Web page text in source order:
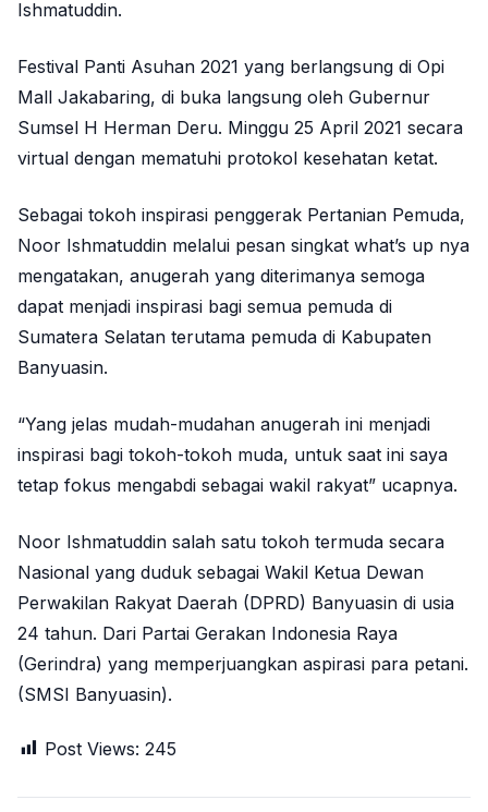
Ishmatuddin.
Festival Panti Asuhan 2021 yang berlangsung di Opi
Mall Jakabaring, di buka langsung oleh Gubernur
Sumsel H Herman Deru. Minggu 25 April 2021 secara
virtual dengan mematuhi protokol kesehatan ketat.
Sebagai tokoh inspirasi penggerak Pertanian Pemuda,
Noor Ishmatuddin melalui pesan singkat what’s up nya
mengatakan, anugerah yang diterimanya semoga
dapat menjadi inspirasi bagi semua pemuda di
Sumatera Selatan terutama pemuda di Kabupaten
Banyuasin.
“Yang jelas mudah-mudahan anugerah ini menjadi
inspirasi bagi tokoh-tokoh muda, untuk saat ini saya
tetap fokus mengabdi sebagai wakil rakyat” ucapnya.
Noor Ishmatuddin salah satu tokoh termuda secara
Nasional yang duduk sebagai Wakil Ketua Dewan
Perwakilan Rakyat Daerah (DPRD) Banyuasin di usia
24 tahun. Dari Partai Gerakan Indonesia Raya
(Gerindra) yang memperjuangkan aspirasi para petani.
(SMSI Banyuasin).
Post Views: 245